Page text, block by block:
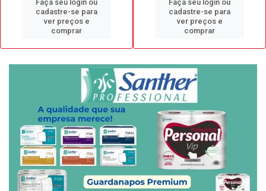
Faça seu login ou
cadastre-se para
ver preços e
comprar
Faça seu login ou
cadastre-se para
ver preços e
comprar